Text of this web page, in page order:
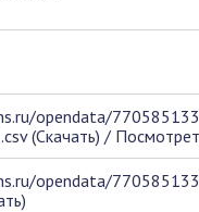
opendata/
(Скачать) /
opendata/